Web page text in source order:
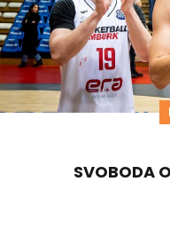
SVOBODA